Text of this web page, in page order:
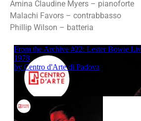
Amina Claudine Myers – pianoforte
Malachi Favors – contrabbasso
Phillip Wilson – batteria